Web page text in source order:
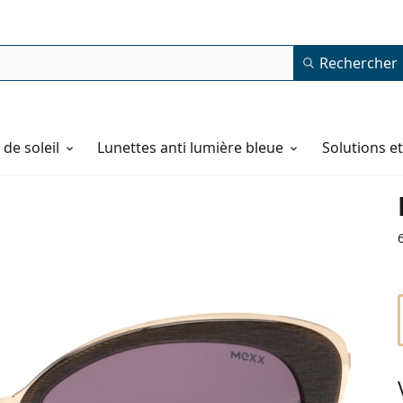
Rechercher
soleil Lunettes anti lumière bleue Solutions